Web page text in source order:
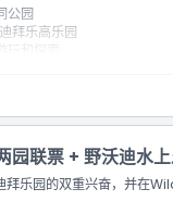
公园
拜乐高乐园
和探索
园联票 + 野沃迪水
乐园的双重兴奋，并在